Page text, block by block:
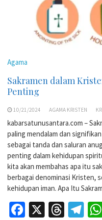
Agama
Sakramen dalam
Penting
10/21/2024 AGAMA KRISTEN
kabarsatunusantara.com –
paling mendalam dan
sebagai tanda dan saluran
penting dalam kehidupan
kita akan membahas apa itu
berbagai denominasi Kristen,
kehidupan iman. Apa Itu
Facebook
X